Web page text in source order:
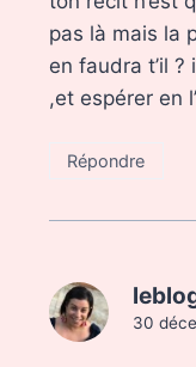
pas là mais la
en faudra t’il
,et espérer en
Répondre
30